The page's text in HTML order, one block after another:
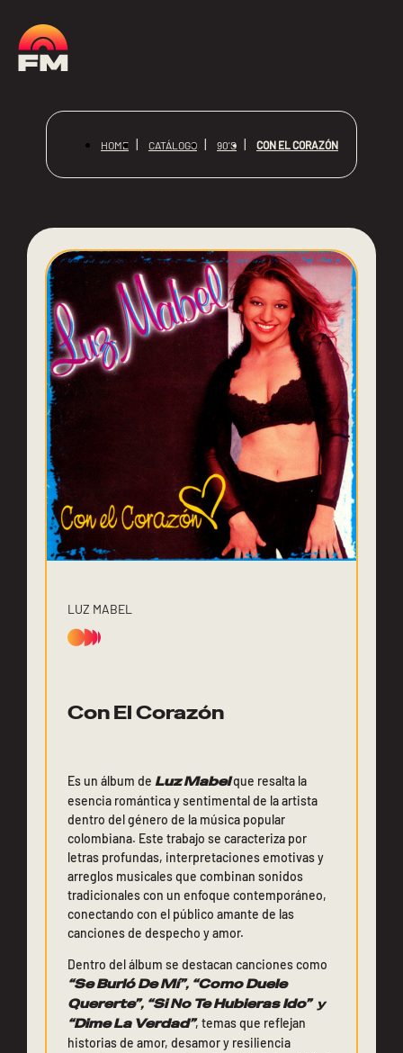
HOME CATÁLOGO 90'S CON EL CORAZÓN
LUZ MABEL
Con El Corazón
Es un álbum de Luz Mabelque resalta la
esencia romántica y sentimental de la artista
dentro del género de la música popular
colombiana. Este trabajo se caracteriza por
letras profundas, interpretaciones emotivas y
arreglos musicales que combinan sonidos
tradicionales con un enfoque contemporáneo,
conectando con el público amante de las
canciones de despecho y amor.
Dentro del álbum se destacan canciones como
“Se Burló De Mí”, “Como Duele
Quererte”, “Si No Te Hubieras Ido” y
“Dime La Verdad”, temas que reflejan
historias de amor, desamor y resiliencia